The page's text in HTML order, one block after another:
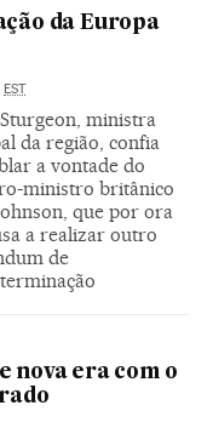
da Europa
EST
ministra
da região, confia
a vontade do
ministro britânico
que por ora
a realizar outro
de
nova era com o